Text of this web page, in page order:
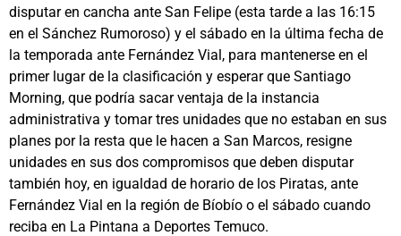
disputar en cancha ante San Felipe (esta tarde a las 16:15
en el Sánchez Rumoroso) y el sábado en la última fecha de
la temporada ante Fernández Vial, para mantenerse en el
primer lugar de la clasificación y esperar que Santiago
Morning, que podría sacar ventaja de la instancia
administrativa y tomar tres unidades que no estaban en sus
planes por la resta que le hacen a San Marcos, resigne
unidades en sus dos compromisos que deben disputar
también hoy, en igualdad de horario de los Piratas, ante
Fernández Vial en la región de Bíobío o el sábado cuando
reciba en La Pintana a Deportes Temuco.